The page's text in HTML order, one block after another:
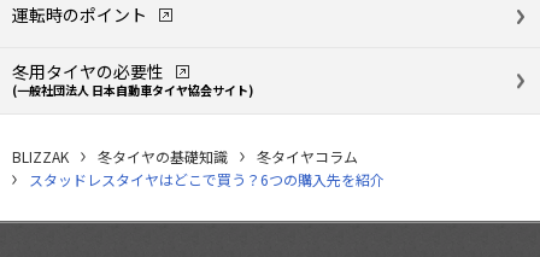
運転時のポイント
冬用タイヤの必要性
(一般社団法人 日本自動車タイヤ協会サイト)
BLIZZAK 冬タイヤの基礎知識
冬タイヤコラム
スタッドレスタイヤはどこで買う？6つの購入先を紹介